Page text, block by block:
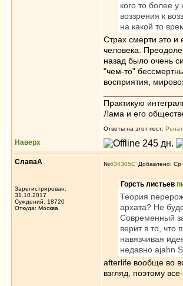
кого то более
воззрения к
на какой то
Страх смерти это и
человека.
назад было очень
"чем-то"
восприятия,
Практикую
Лама и его
Ответы на этот пост:
Наверх
СлаваА
Зарегистрирован:
31.10.2017
Суждений: 18720
Откуда: Москва
№634305 Добавлено: Ср
Горсть листьев
Теория
архата? Не
Современный
верит в то, что
навязчивая
недавно ajahn
afterlife вообще во
взгляд, поэтому